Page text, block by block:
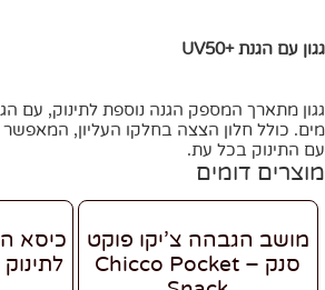
גגון עם הגנת +UV50
מים. כולל חלון הצצה בחלקו העליון, המאפשר
עם התינוק בכל עת.
מוצרים דומים
מושב הגבהה צ’יקו פוקט
סנק – Chicco Pocket
כיסא